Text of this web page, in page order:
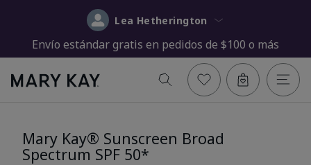
Lea Hetherington
Envío estándar gratis en pedidos de $100 o más
Mary Kay® Sunscreen Broad
Spectrum SPF 50*